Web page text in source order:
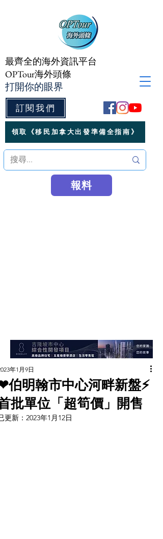
訂閱我們
最齊全的海外資訊平台
OPTour海外頭條
打開你的眼界
領取《移民加拿大出發準備全指南》
報料
伯明翰市中心河畔新盤⚡
批單位「超筍價」開售
年1月9日
更新： 2023年1月12日